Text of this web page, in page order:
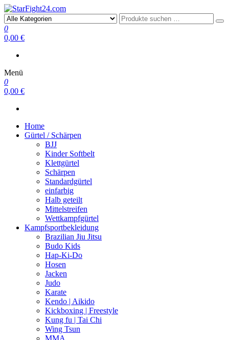
StarFight24.com
Kampfsportartikel
0
0,00 €
Menü
0
0,00 €
Home
Gürtel / Schärpen
BJJ
Kinder Softbelt
Klettgürtel
Schärpen
Standardgürtel
einfarbig
Halb geteilt
Mittelstreifen
Wettkampfgürtel
Kampfsportbekleidung
Brazilian Jiu Jitsu
Budo Kids
Hap-Ki-Do
Hosen
Jacken
Judo
Karate
Kendo | Aikido
Kickboxing | Freestyle
Kung fu | Tai Chi
Wing Tsun
MMA